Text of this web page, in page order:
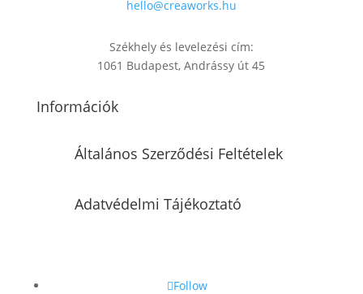
hello@creaworks.hu
Székhely és levelezési cím:
1061 Budapest, Andrássy út 45
Információk
Általános Szerződési Feltételek
Adatvédelmi Tájékoztató
Follow